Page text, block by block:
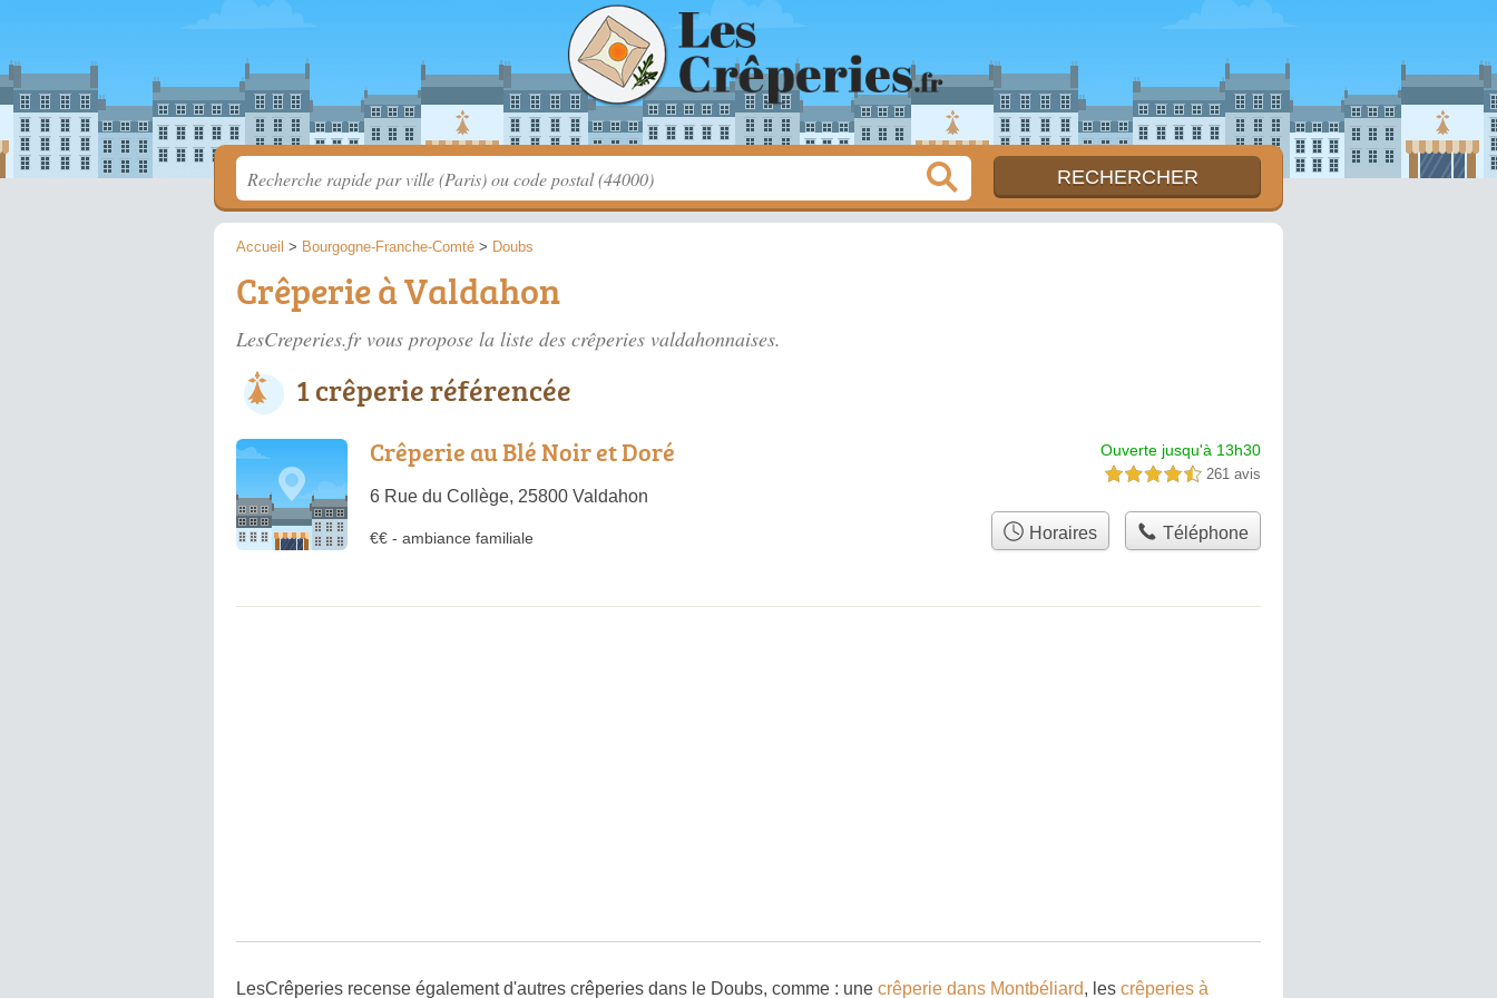
Accueil > Bourgogne-Franche-Comté > Doubs
Crêperie à Valdahon
LesCreperies.fr vous propose la liste des crêperies valdahonnaises.
1 crêperie référencée
Crêperie au Blé Noir et Doré
6 Rue du Collège, 25800 Valdahon
Ouverte jusqu'à 13h30
4,5 étoiles sur 5 261 avis
€€ - ambiance familiale Horaires Téléphone
LesCrêperies recense également d'autres crêperies dans le Doubs, comme : une crêperie dans Montbéliard, les crêperies à